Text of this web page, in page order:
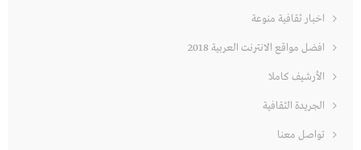
اخبار ثقافية منوعة
افضل مواقع الانترنت العربية 2018
الأرشيف كاملا
الجريدة الثقافية
تواصل معنا